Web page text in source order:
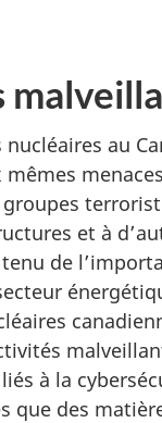
au
et à
de
à la
que des